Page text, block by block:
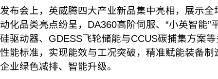
发布会上，英威腾四大产业新品集中亮相，展示
动化品类亮点纷呈，DA360高阶伺服、“小英智能”
硅驱动器、GDESS飞轮储能与CCUS碳捕集方案
性能标准，实现能效与工况突破，精准赋能装备
企业绿色减排、智能升级。